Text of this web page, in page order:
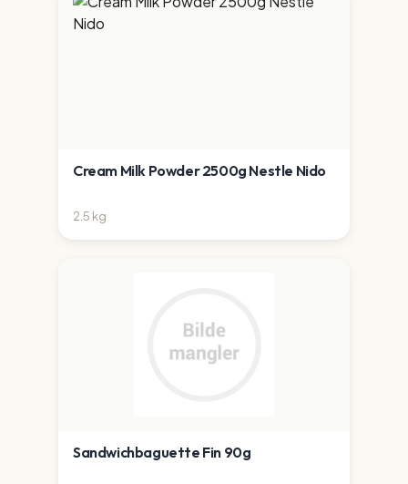
Cream Milk Powder 2500g Nestle Nido
2.5 kg
Sandwichbaguette Fin 90g